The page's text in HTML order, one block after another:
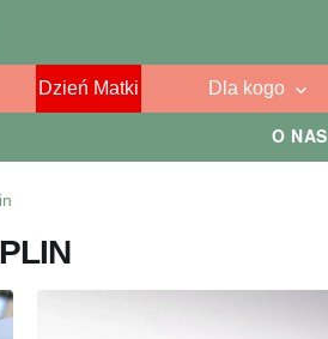
O NAS
Dzień Matki Dla kogo